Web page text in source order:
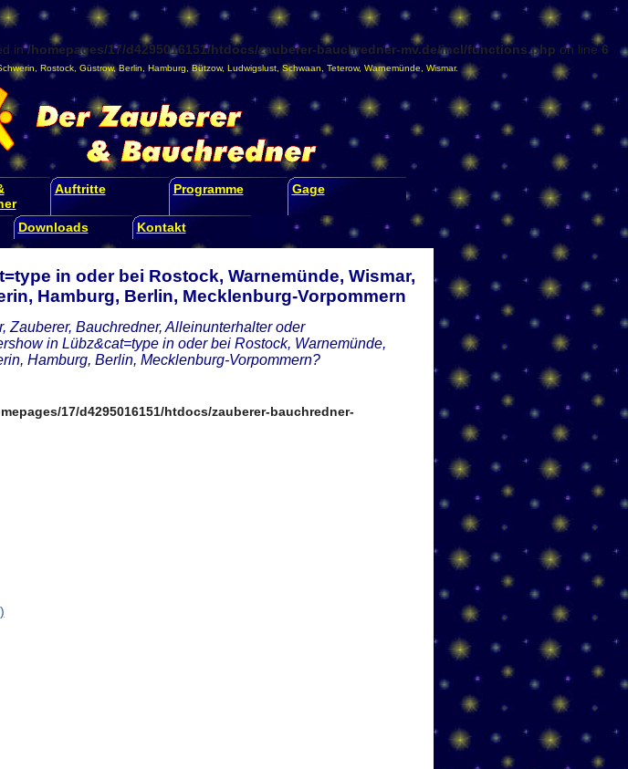
in/homepages/17/d4295016151/htdocs/zauberer-bauchredner-mv.de/incl/functions.php on line6
Rostock Güstrow,Berlin Hamburg ,Bützow, Ludwigslust ,Schwaan Teterow, Warnemünde Wismar.
Auftritte Programme Gage
Downloads Kontakt
in oder bei Rostock, Warnemünde, Wismar,
Hamburg, Berlin, Mecklenburg-Vorpommern
Zauberer, Bauchredner, Alleinunterhalter oder
in Lübz&cat=type in oder bei Rostock, Warnemünde,
Hamburg, Berlin, Mecklenburg-Vorpommern?
17/d4295016151/htdocs/zauberer-bauchredner-